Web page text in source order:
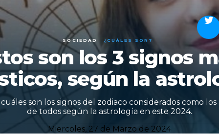
SOCIEDAD ¿CUÁLES SON?
son los 3 signos
según la
son los signos del zodiaco considerados como los
de todos según la astrología en este 2024.
Miercoles, 27 de Marzo de 2024